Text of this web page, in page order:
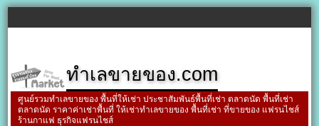
ทำเลขายของ.com
ศูนย์รวมทำเลขายของ พื้นที่ให้เช่า ประชาสัมพันธ์พื้นที่เช่า ตลาดนัด พื้นที่เช่า
ตลาดนัด ราคาค่าเช่าพื้นที่ ให้เช่าทำเลขายของ พื้นที่เช่า ที่ขายของ แฟรนไชส์
ร้านกาแฟ ธุรกิจแฟรนไชส์